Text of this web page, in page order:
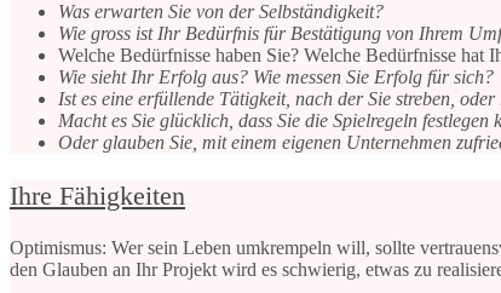
Was erwarten Sie von der Selbständigkeit?
Wie gross ist Ihr Bedürfnis für Bestätigung von Ihrem
Welche Bedürfnisse haben Sie? Welche Bedürfnisse hat
Wie sieht Ihr Erfolg aus? Wie messen Sie Erfolg für sich?
Ist es eine erfüllende Tätigkeit, nach der Sie streben,
Macht es Sie glücklich, dass Sie die Spielregeln
Oder glauben Sie, mit einem eigenen Unternehmen
Ihre Fähigkeiten
Optimismus: Wer sein Leben umkrempeln will, sollte
den Glauben an Ihr Projekt wird es schwierig, etwas zu